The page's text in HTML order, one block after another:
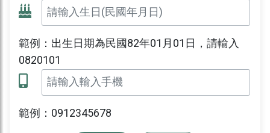
範例：出生日期為民國82年01月01日，請輸入
0820101
範例：0912345678